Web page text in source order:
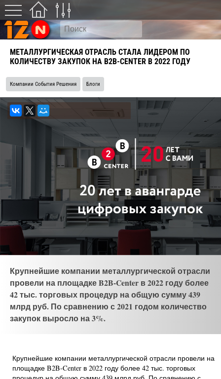
МЕТАЛЛУРГИЧЕСКАЯ ОТРАСЛЬ СТАЛА ЛИДЕРОМ ПО
КОЛИЧЕСТВУ ЗАКУПОК НА B2B-CENTER В 2022 ГОДУ
Компании События Решения Блоги
Крупнейшие компании металлургической отрасли
провели на площадке B2B-Center в 2022 году более
42 тыс. торговых процедур на общую сумму 439
млрд руб. По сравнению с 2021 годом количество
закупок выросло на 3%.
Крупнейшие компании металлургической отрасли провели на
площадке B2B-Center в 2022 году более 42 тыс. торговых